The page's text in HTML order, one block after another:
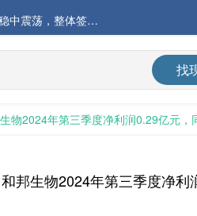
稳定运行
合并财务报告
找
物2024年第三季度净利润0.29亿元，
和邦生物2024年第三季度净